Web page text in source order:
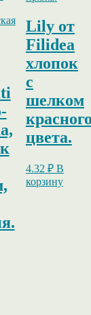
Lily от
Filidea
хлопок
с
шелком
цвета.
4.32 ₽ В
корзину